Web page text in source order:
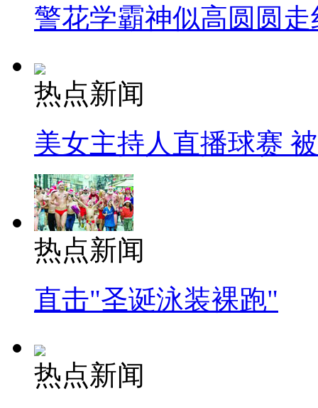
警花学霸神似高圆圆走
热点新闻
美女主持人直播球赛
热点新闻
直击"圣诞泳装裸跑"
热点新闻